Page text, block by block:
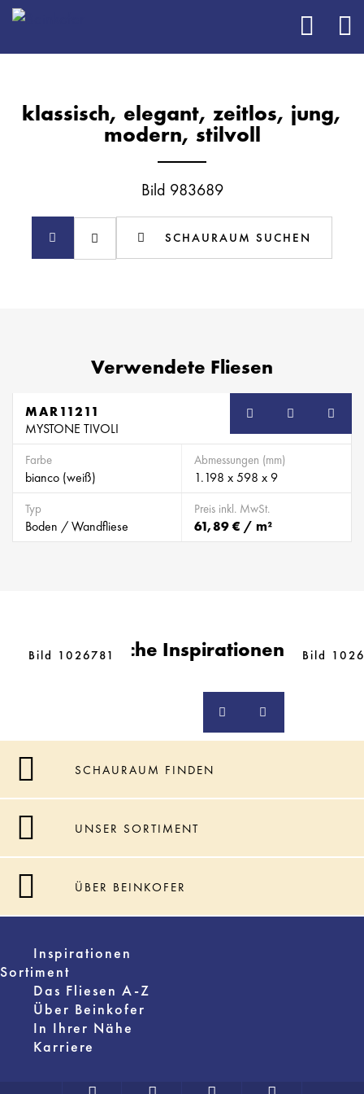
klassisch, elegant, zeitlos, jung,
modern, stilvoll
Bild 983689
SCHAURAUM SUCHEN
Verwendete Fliesen
MAR11211
MYSTONE TIVOLI
Farbe
bianco (weiß)
Abmessungen (mm)
1.198 x 598 x 9
Typ
Boden / Wandfliese
Preis inkl. MwSt.
61,89 € / m²
Ähnliche Inspirationen
Bild 1026781 Bild
SCHAURAUM FINDEN
UNSER SORTIMENT
ÜBER BEINKOFER
Inspirationen
Sortiment
Das Fliesen A-Z
Über Beinkofer
In Ihrer Nähe
Karriere